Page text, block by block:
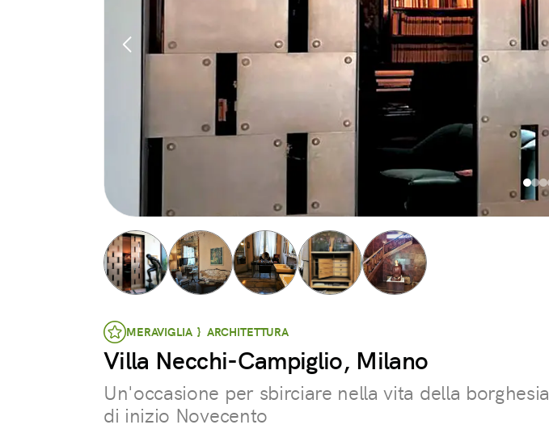
MERAVIGLIA } ARCHITETTURA
Villa Necchi-Campiglio, Milano
Un'occasione per sbirciare nella vita della borghesia
di inizio Novecento